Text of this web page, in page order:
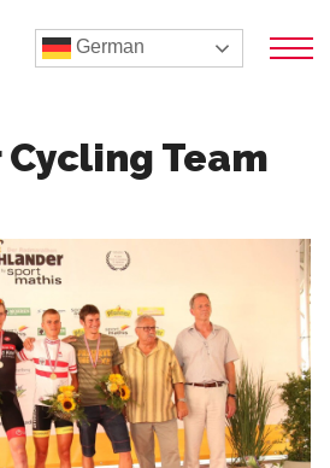
German
Team